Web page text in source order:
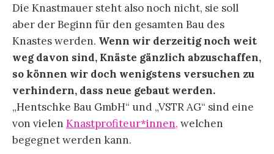
Die Knastmauer steht also noch nicht, sie soll
aber der Beginn für den gesamten Bau des
Knastes werden. Wenn wir derzeitig noch weit
weg davon sind, Knäste gänzlich abzuschaffen,
so können wir doch wenigstens versuchen zu
verhindern, dass neue gebaut werden.
„Hentschke Bau GmbH“ und „VSTR AG“ sind eine
von vielen Knastprofiteur*innen, welchen
begegnet werden kann.